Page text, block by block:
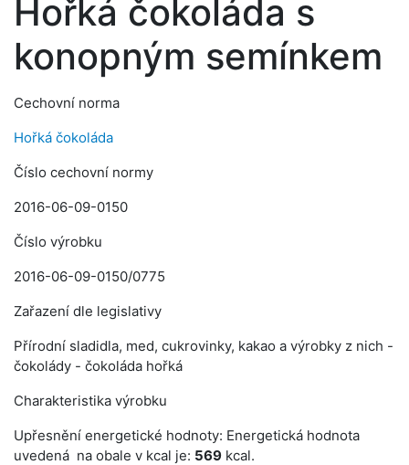
Hořká čokoláda s
konopným semínkem
Cechovní norma
Hořká čokoláda
Číslo cechovní normy
2016-06-09-0150
Číslo výrobku
2016-06-09-0150/0775
Zařazení dle legislativy
Přírodní sladidla, med, cukrovinky, kakao a výrobky z nich -
čokolády - čokoláda hořká
Charakteristika výrobku
Upřesnění energetické hodnoty: Energetická hodnota
uvedená na obale v kcal je: 569 kcal.